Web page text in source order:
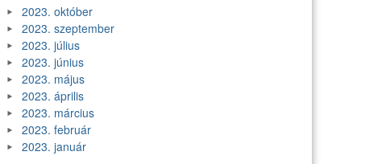
2023. október
2023. szeptember
2023. július
2023. június
2023. május
2023. április
2023. március
2023. február
2023. január